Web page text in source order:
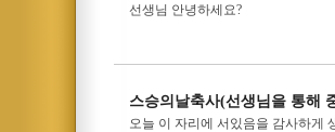
선생님 안녕하세요?
스승의날축사(선생님을 통해
오늘 이 자리에 서있음을 감사하게